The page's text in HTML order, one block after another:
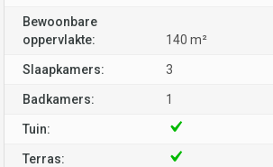
Bewoonbare
oppervlakte:
140 m²
Slaapkamers: 3
Badkamers: 1
Tuin:
Terras: